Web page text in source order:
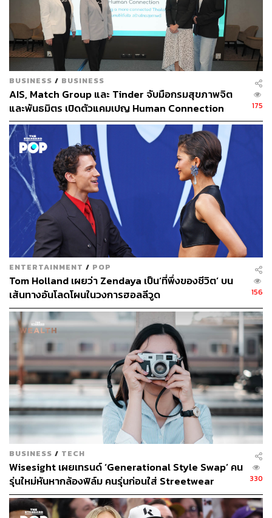
BUSINESS / BUSINESS
AIS, Match Group และ Tinder จับมือกรมสุขภาพจิต
และพันธมิตร เปิดตัวแคมเปญ Human Connection
รับมือปัญหาภาวะโดดเดี่ยวในไทย
175
ENTERTAINMENT / POP
Tom Holland เผยว่า Zendaya เป็น‘ที่พึ่งของชีวิต’ บน
เส้นทางอันโลดโผนในวงการฮอลลีวูด
156
BUSINESS / TECH
Wisesight เผยเทรนด์ ‘Generational Style Swap’ คน
รุ่นใหม่หันหากล้องฟิล์ม คนรุ่นก่อนใส่ Streetwear
สะท้อนอายุไม่ใช่ตัวกำหนดรสนิยม
330